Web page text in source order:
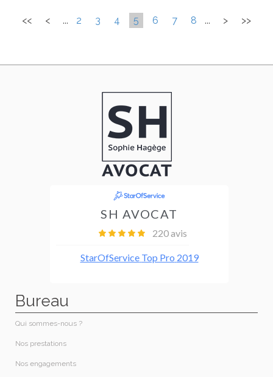
<< < ... 2 3 4 5 6 7 8 ... > >>
Bureau
Qui sommes-nous ?​
Nos prestations​
Nos engagements